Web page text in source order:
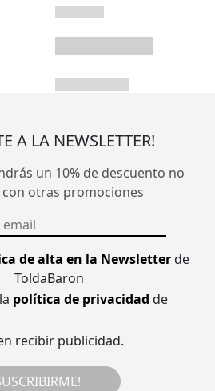
A LA NEWSLETTER!
un 10% de descuento no
otras promociones
de alta en la Newsletterde
ToldaBaron
política de privacidad de
recibir publicidad.